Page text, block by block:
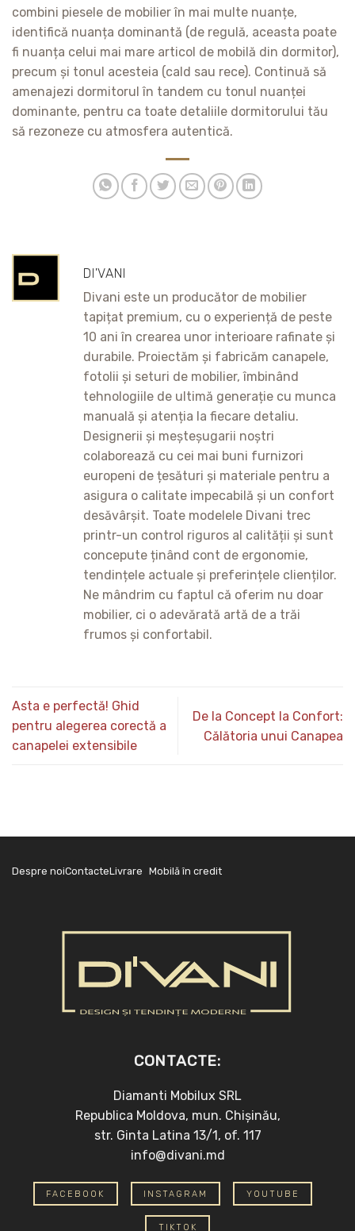
combini piesele de mobilier în mai multe nuanțe,
identifică nuanța dominantă (de regulă, aceasta poate
fi nuanța celui mai mare articol de mobilă din dormitor),
precum și tonul acesteia (cald sau rece). Continuă să
amenajezi dormitorul în tandem cu tonul nuanței
dominante, pentru ca toate detaliile dormitorului tău
să rezoneze cu atmosfera autentică.
DI'VANI
Divani este un producător de mobilier
tapițat premium, cu o experiență de peste
10 ani în crearea unor interioare rafinate și
durabile. Proiectăm și fabricăm canapele,
fotolii și seturi de mobilier, îmbinând
tehnologiile de ultimă generație cu munca
manuală și atenția la fiecare detaliu.
Designerii și meșteșugarii noștri
colaborează cu cei mai buni furnizori
europeni de țesături și materiale pentru a
asigura o calitate impecabilă și un confort
desăvârșit. Toate modelele Divani trec
printr-un control riguros al calității și sunt
concepute ținând cont de ergonomie,
tendințele actuale și preferințele clienților.
Ne mândrim cu faptul că oferim nu doar
mobilier, ci o adevărată artă de a trăi
frumos și confortabil.
Asta e perfectă! Ghid
pentru alegerea corectă a
canapelei extensibile
De la Concept la Confort:
Călătoria unui Canapea
Despre noiContacteLivrare Mobilă în credit
CONTACTE:
Diamanti Mobilux SRL
Republica Moldova, mun. Chișinău,
str. Ginta Latina 13/1, of. 117
info@divani.md
FACEBOOK INSTAGRAM YOUTUBE
TIKTOK